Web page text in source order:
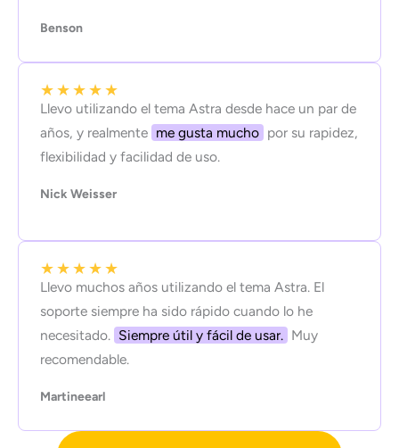
Benson
★★★★★
Llevo utilizando el tema Astra desde hace un par de
años, y realmente me gusta mucho por su rapidez,
flexibilidad y facilidad de uso.
Nick Weisser
★★★★★
Llevo muchos años utilizando el tema Astra. El
soporte siempre ha sido rápido cuando lo he
necesitado. Siempre útil y fácil de usar. Muy
recomendable.
Martineearl